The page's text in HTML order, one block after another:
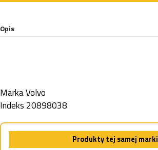
Opis
MarkaVolvo
Indeks 20898038
Produkty tej samej marki